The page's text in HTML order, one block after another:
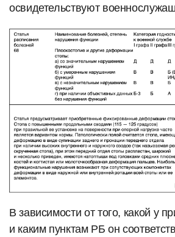
освидетельствуют
В зависимости от того, какой у
и каким пунктам РБ он